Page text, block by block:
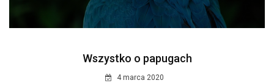
Wszystko o papugach
4 marca 2020